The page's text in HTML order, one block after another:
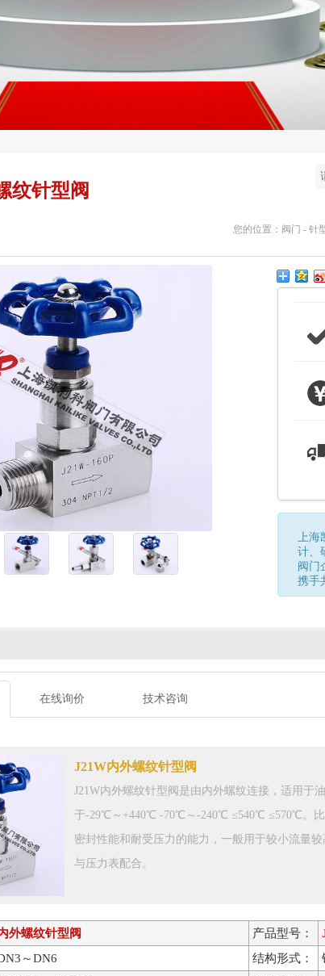
纹针型阀
您的位置： 阀门 - 针
上海
计、
阀门
携手
在线询价 技术咨询
J21W内外螺纹针型阀
J21W内外螺纹针型阀是由内外螺纹连接，适用于
于-29℃～+440℃ -70℃～-240℃ ≤540℃ ≤570℃。比
密封性能和耐受压力的能力，一般用于较小流量
与压力表配合。
外螺纹针型阀 产品型号：
～DN6 结构形式：